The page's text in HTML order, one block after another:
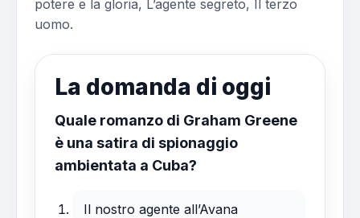
potere e la gloria, L’agente segreto, Il terzo
uomo.
La domanda di oggi
Quale romanzo di Graham Greene
è una satira di spionaggio
ambientata a Cuba?
Il nostro agente all’Avana